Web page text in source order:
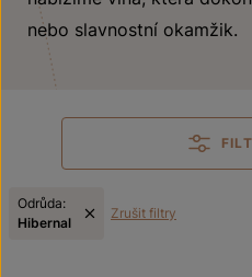
nebo slavnostní okamžik.
Odrůda:
Hibernal
Zrušit filtry